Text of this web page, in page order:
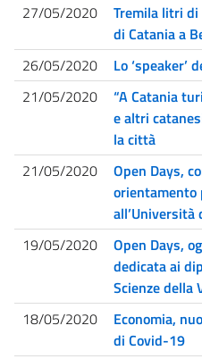
27/05/2020
Tremila litri di
di Catania a
26/05/2020
Lo ‘speaker’
21/05/2020
“A Catania
e altri
la città
21/05/2020
Open Days,
orientamento
all’Università
19/05/2020
Open Days,
dedicata ai
Scienze della
18/05/2020
Economia,
di Covid-19